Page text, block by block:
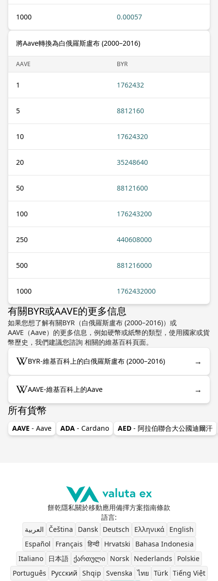
1000 0.00057
將Aave轉換為白俄羅斯盧布 (2000–2016)
AAVE BYR
1 1762432
5 8812160
10 17624320
20 35248640
50 88121600
100 176243200
250 440608000
500 881216000
1000 1762432000
有關BYR或AAVE的更多信息
如果您想了解有關BYR（白俄羅斯盧布 (2000–2016)）或
AAVE（Aave）的更多信息，例如硬幣或紙幣的類型，使用國家或貨
幣歷史，我們建議您諮詢 相關的維基百科頁面。
BYR-維基百科上的白俄羅斯盧布 (2000–2016) →
AAVE-維基百科上的Aave →
所有貨幣
AAVE - Aave ADA - Cardano AED - 阿拉伯聯合大公國迪爾汗
餅乾隱私關於移動應用備擇方案指南條款
語言:
العربية
Čeština Dansk Deutsch Ελληνικά
English
Español
Français हिन्दी Hrvatski
Bahasa Indonesia
Italiano
日本語 ქართული Norsk Nederlands
Polskie
Português
Pусский Shqip Svenska ไทย Türk Tiếng Việt